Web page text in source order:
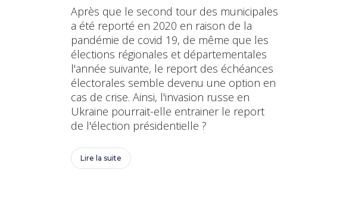
Après que le second tour des municipales
a été reporté en 2020 en raison de la
pandémie de covid 19, de même que les
élections régionales et départementales
l'année suivante, le report des échéances
électorales semble devenu une option en
cas de crise. Ainsi, l'invasion russe en
Ukraine pourrait-elle entrainer le report
de l'élection présidentielle ?
Lire la suite